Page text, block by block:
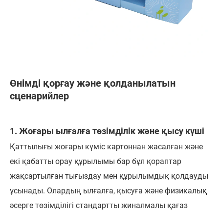
Өнімді қорғау және қолданылатын
сценарийлер
1. Жоғары ылғалға төзімділік және қысу күші
Қаттылығы жоғары күміс картоннан жасалған және
екі қабатты орау құрылымы бар бұл қораптар
жақсартылған тығыздау мен құрылымдық қолдауды
ұсынады. Олардың ылғалға, қысуға және физикалық
әсерге төзімділігі стандартты жиналмалы қағаз